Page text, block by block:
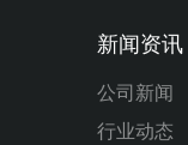
新闻资讯
公司新闻
行业动态